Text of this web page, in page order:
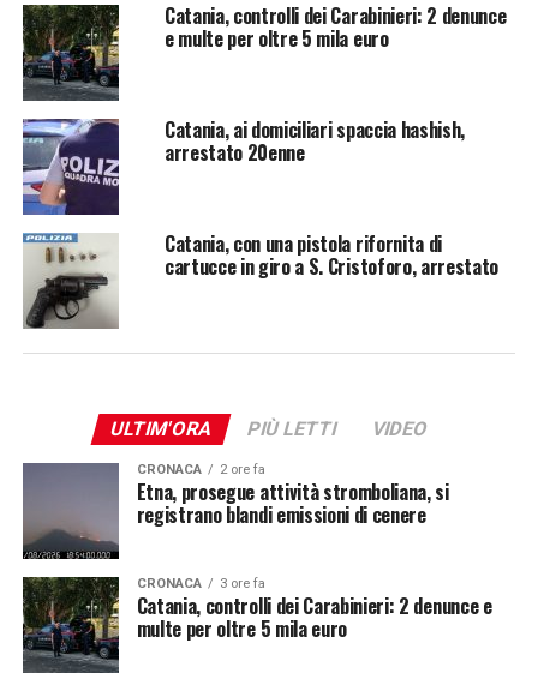
Catania, controlli dei Carabinieri: 2 denunce
e multe per oltre 5 mila euro
Catania, ai domiciliari spaccia hashish,
arrestato 20enne
Catania, con una pistola rifornita di
cartucce in giro a S. Cristoforo, arrestato
ULTIM'ORA PIÙ LETTI VIDEO
CRONACA 2 ore fa
Etna, prosegue attività stromboliana, si
registrano blandi emissioni di cenere
CRONACA 3 ore fa
Catania, controlli dei Carabinieri: 2 denunce e
multe per oltre 5 mila euro